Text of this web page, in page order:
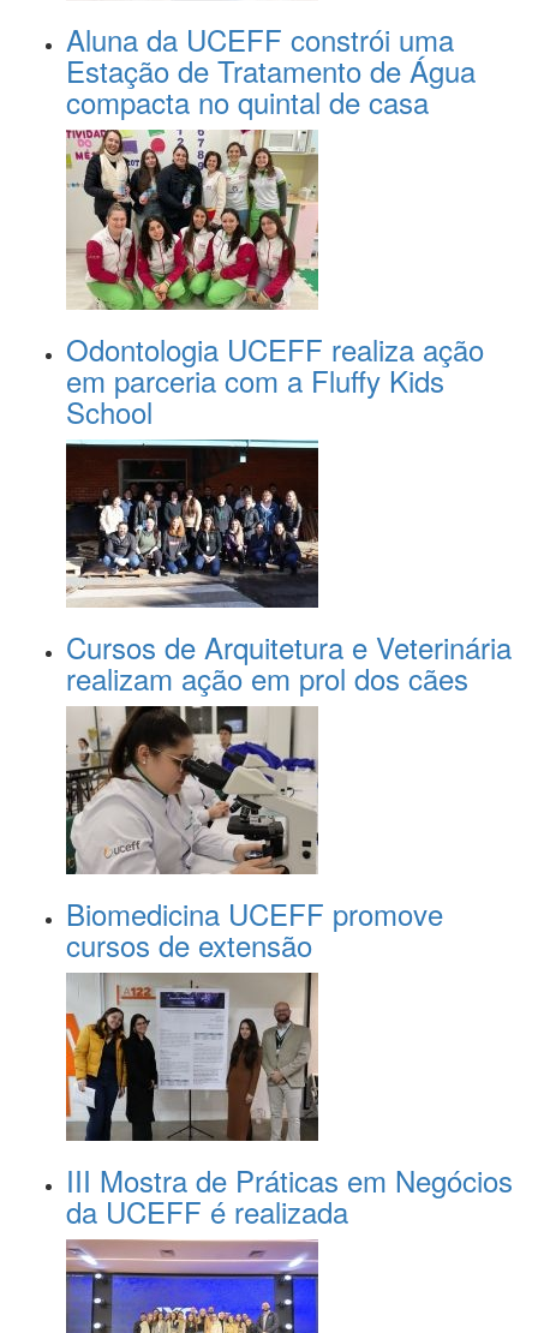
Aluna da UCEFF constrói uma
Estação de Tratamento de Água
compacta no quintal de casa
Odontologia UCEFF realiza ação
em parceria com a Fluffy Kids
School
Cursos de Arquitetura e Veterinária
realizam ação em prol dos cães
Biomedicina UCEFF promove
cursos de extensão
III Mostra de Práticas em Negócios
da UCEFF é realizada